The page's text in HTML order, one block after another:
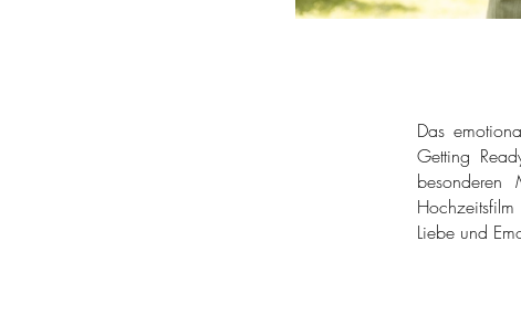
Das
Getting
Liebe und